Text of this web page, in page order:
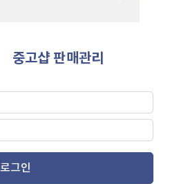
중고샵 판매관리
로그인